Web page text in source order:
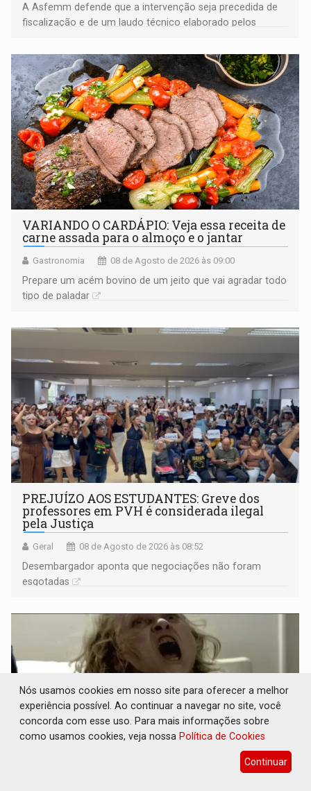
A Asfemm defende que a intervenção seja precedida de
fiscalização e de um laudo técnico elaborado pelos
VARIANDO O CARDÁPIO: Veja essa receita de
carne assada para o almoço e o jantar
Gastronomia 08 de Agosto de 2026 às 09:00
Prepare um acém bovino de um jeito que vai agradar todo
tipo de paladar
PREJUÍZO AOS ESTUDANTES: Greve dos
professores em PVH é considerada ilegal
pela Justiça
Geral 08 de Agosto de 2026 às 08:52
Desembargador aponta que negociações não foram
esgotadas
Nós usamos cookies em nosso site para oferecer a melhor
experiência possível. Ao continuar a navegar no site, você
concorda com esse uso. Para mais informações sobre
como usamos cookies, veja nossa Política de Cookies
Continuar